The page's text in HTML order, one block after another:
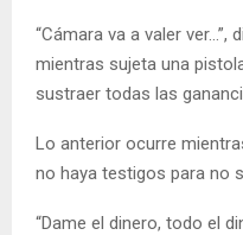
“Cámara va a valer
mientras sujeta una
sustraer todas las
Lo anterior ocurre
no haya testigos para no
“Dame el dinero, todo el